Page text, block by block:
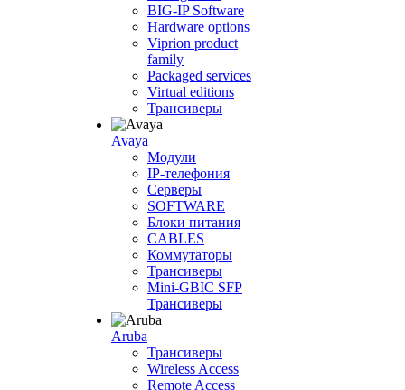
BIG-IP Software
Hardware options
Viprion product
family
Packaged services
Virtual editions
Трансиверы
Avaya
Модули
IP-телефония
Серверы
SOFTWARE
Блоки питания
CABLES
Коммутаторы
Трансиверы
Mini-GBIC SFP
Трансиверы
Aruba
Трансиверы
Wireless Access
Remote Access